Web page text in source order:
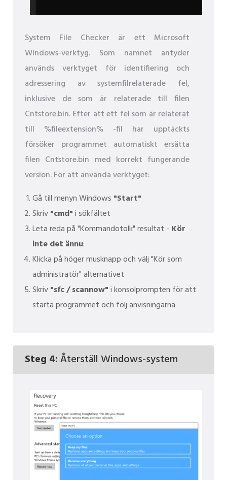
System File Checker är ett Microsoft
Windows-verktyg. Som namnet antyder
används verktyget för identifiering och
adressering av systemfilrelaterade fel,
inklusive de som är relaterade till filen
Cntstore.bin. Efter att ett fel som är relaterat
till %fileextension% -fil har upptäckts
försöker programmet automatiskt ersätta
filen Cntstore.bin med korrekt fungerande
version. För att använda verktyget:
Gå till menyn Windows "Start"
Skriv"cmd"i sökfältet
Leta reda på "Kommandotolk" resultat - Kör
inte det ännu:
Klicka på höger musknapp och välj "Kör som
administratör" alternativet
Skriv"sfc / scannow"i konsolprompten för att
starta programmet och följ anvisningarna
Steg 4:Återställ Windows-system